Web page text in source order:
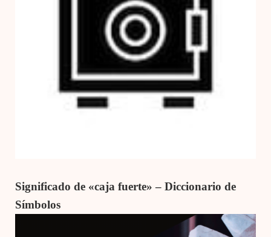
Significado de «caja fuerte» – Diccionario de
Símbolos